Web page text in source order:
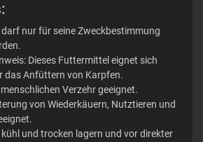
darf nur für seine Zweckbestimmung
Dieses Futtermittel eignet sich
das Anfüttern von Karpfen.
Verzehr geeignet.
von Wiederkäuern, Nutztieren und
und trocken lagern und vor direkter